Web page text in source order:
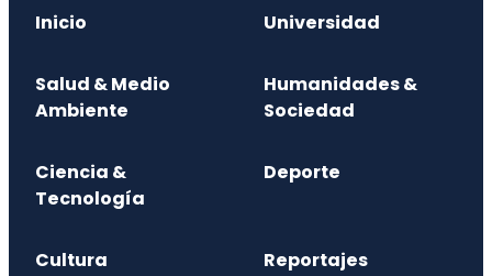
Inicio Universidad
Salud & Medio
Ambiente
Humanidades &
Sociedad
Ciencia &
Tecnología
Deporte
Cultura Reportajes